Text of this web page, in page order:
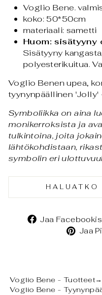
Voglio Bene.
koko: 50*50cm
materiaali: sametti
Huom: sisätyyny
Sisätyyny
polyesterikuitua.
Voglio Benen upea,
tyynynpäällinen 'Jolly'
Symboliikka on aina
monikerroksista ja
tulkintoina, joita
lähtökohdistaan,
symbolin eri
HALUATKO
Jaa
Jaa
Voglio Bene - Tuotteet→
Voglio Bene -